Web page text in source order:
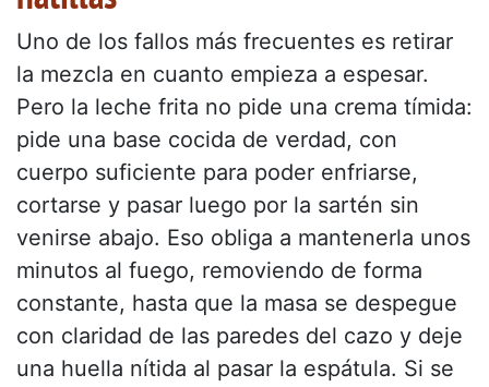
Uno de los fallos más frecuentes es retirar
la mezcla en cuanto empieza a espesar.
Pero la leche frita no pide una crema tímida:
pide una base cocida de verdad, con
cuerpo suficiente para poder enfriarse,
cortarse y pasar luego por la sartén sin
venirse abajo. Eso obliga a mantenerla unos
minutos al fuego, removiendo de forma
constante, hasta que la masa se despegue
con claridad de las paredes del cazo y deje
una huella nítida al pasar la espátula. Si se